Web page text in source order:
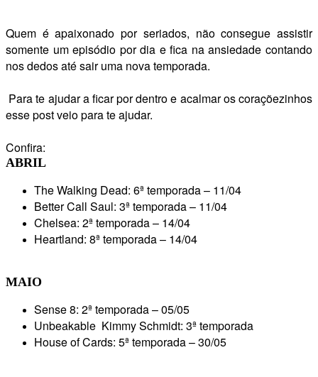
Quem é apaixonado por seriados, não consegue assistir
somente um episódio por dia e fica na ansiedade contando
nos dedos até sair uma nova temporada.
Para te ajudar a ficar pordentro e acalmar os coraçõezinhos
esse post veio para te ajudar.
Confira:
ABRIL
The Walking Dead: 6ª temporada – 11/04
Better Call Saul: 3ª temporada – 11/04
Chelsea: 2ª temporada – 14/04
Heartland: 8ª temporada – 14/04
MAIO
Sense 8: 2ª temporada – 05/05
Unbeakable Kimmy Schmidt: 3ª temporada
House of Cards: 5ª temporada – 30/05